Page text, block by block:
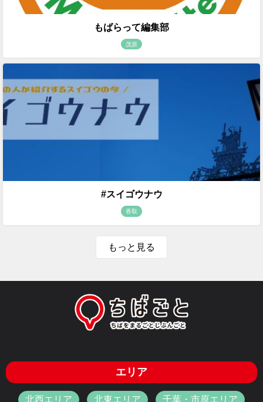
もばらって編集部
茂原
#スイゴウナウ
香取
もっと見る
エリア
北西エリア 北東エリア 千葉・市原エリア